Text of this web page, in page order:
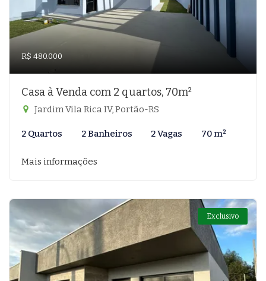
R$ 480.000
Casa à Venda com 2 quartos, 70m²
Jardim Vila Rica IV, Portão-RS
2 Quartos 2 Banheiros 2 Vagas 70 m²
Mais informações
Exclusivo